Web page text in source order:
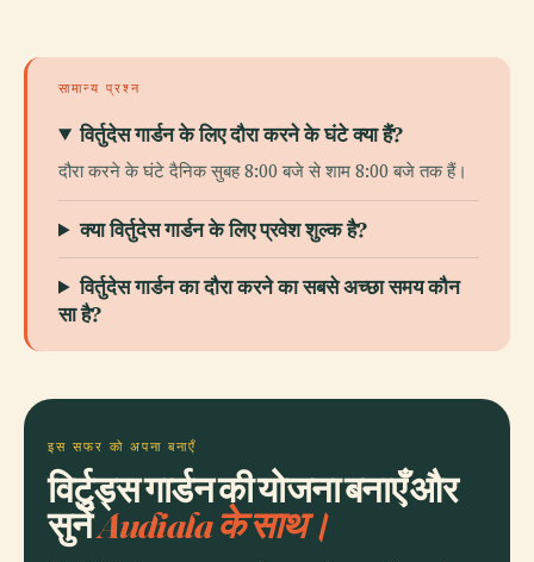
सामान्य प्रश्न
विर्तुदेस गार्डन के लिए दौरा करने के घंटे क्या हैं?
दौरा करने के घंटे दैनिक सुबह 8:00 बजे से शाम 8:00 बजे तक हैं।
क्या विर्तुदेस गार्डन के लिए प्रवेश शुल्क है?
विर्तुदेस गार्डन का दौरा करने का सबसे अच्छा समय कौन
सा है?
इस सफर को अपना बनाएँ
विर्टुड्स गार्डन की योजना बनाएँ और
सुनेंAudiala के साथ।